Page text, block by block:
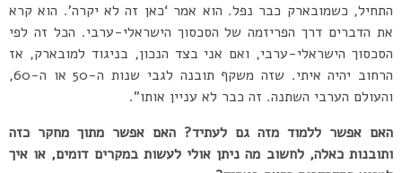
התחיל, כשמובארק כבר נפל. הוא אמר ‘כאן זה לא יקרה’. הוא קרא
את הדברים דרך הפריזמה של הסכסוך הישראלי-ערבי. הכל זה לפי
הסכסוך הישראלי-ערבי, ואם אני בצד הנכון, בניגוד למובארק, אז
הרחוב יהיה איתי. שזה משקף תובנה לגבי שנות ה-50 או ה-60,
והעולם הערבי השתנה. זה כבר לא עניין אותו”.
האם אפשר ללמוד מזה גם לעתיד? האם אפשר מתוך מחקר כזה
ותובנות כאלה, לחשוב מה ניתן אולי לעשות במקרים דומים, או איך